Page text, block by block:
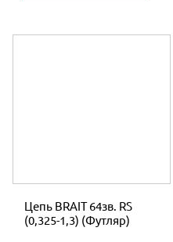
Цепь BRAIT 64зв. RS
(0,325-1,3) (Футляр)